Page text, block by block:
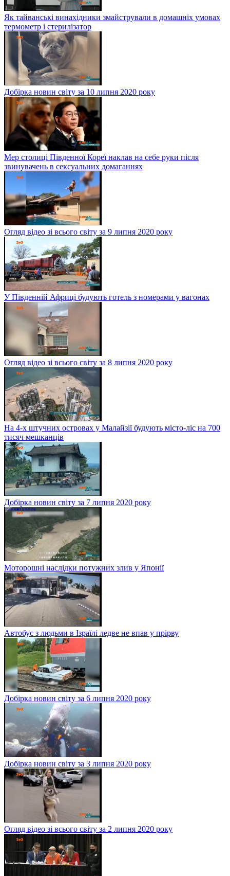
Як тайванські винахідники змайстрували в домашніх умовах
термометр і стерилізатор
Добірка новин світу за 10 липня 2020 року
Мер столиці Південної Кореї наклав на себе руки після
звинувачень в сексуальних домаганнях
Огляд відео зі всього світу за 9 липня 2020 року
У Південній Африці будують готель з номерами у вагонах
Огляд відео зі всього світу за 8 липня 2020 року
На 4-х штучних островах у Малайзії будують місто-ліс на 700
тисяч мешканців
Добірка новин світу за 7 липня 2020 року
Моторошні наслідки потужних злив у Японії
Автобус з людьми в Ізраїлі ледве не впав у прірву
Добірка новин світу за 6 липня 2020 року
Добірка новин світу за 3 липня 2020 року
Огляд відео зі всього світу за 2 липня 2020 року